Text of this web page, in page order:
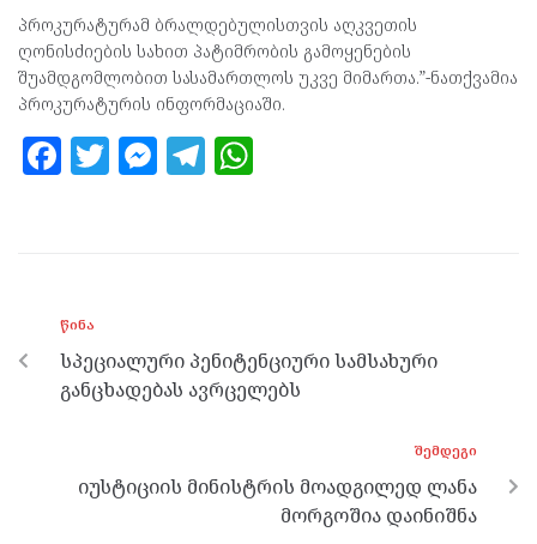
პროკურატურამ ბრალდებულისთვის აღკვეთის
ღონისძიების სახით პატიმრობის გამოყენების
შუამდგომლობით სასამართლოს უკვე მიმართა.”-ნათქვამია
პროკურატურის ინფორმაციაში.
F
o
o
k
T M
er
T
m p
p
ᲬᲘᲜᲐ
სპეციალური პენიტენციური სამსახური
განცხადებას ავრცელებს
ᲨᲔᲛᲓᲔᲒᲘ
იუსტიციის მინისტრის მოადგილედ ლანა
მორგოშია დაინიშნა